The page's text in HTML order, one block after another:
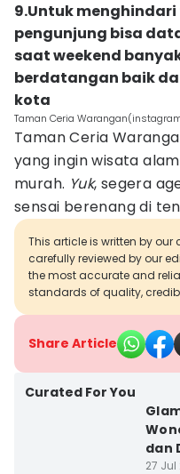
9.Untuk
pengunjung bisa
saat weekend
berdatangan baik
kota
Taman Ceria
Taman Ceria
yang ingin wisata
murah. Yuk, segera
sensai berenang di
This article is written by
carefully reviewed by our
the most accurate and
standards of quality,
Share Article
Curated For You
dan
27 Jul